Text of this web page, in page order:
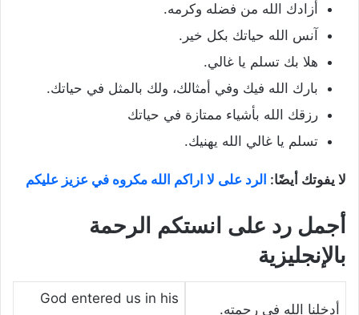
أزادك الله من فضله وكرمه.
آنس الله حياتك بكل خير.
هلا بك تسلم يا غالي.
بارك الله فيك وفي أمثالك، ولك بالمثل في حياتك.
رزقك الله بأشياء ممتازة في حياتك
تسلم يا غالي الله يهنيك.
لا يفوتك أيضًا: الرد على لا اراكم الله مكروه في عزيز عليكم
أجمل رد على انستكم الرحمة
بالإنجليزية
أدخلنا الله في رحمته.
God entered us in his